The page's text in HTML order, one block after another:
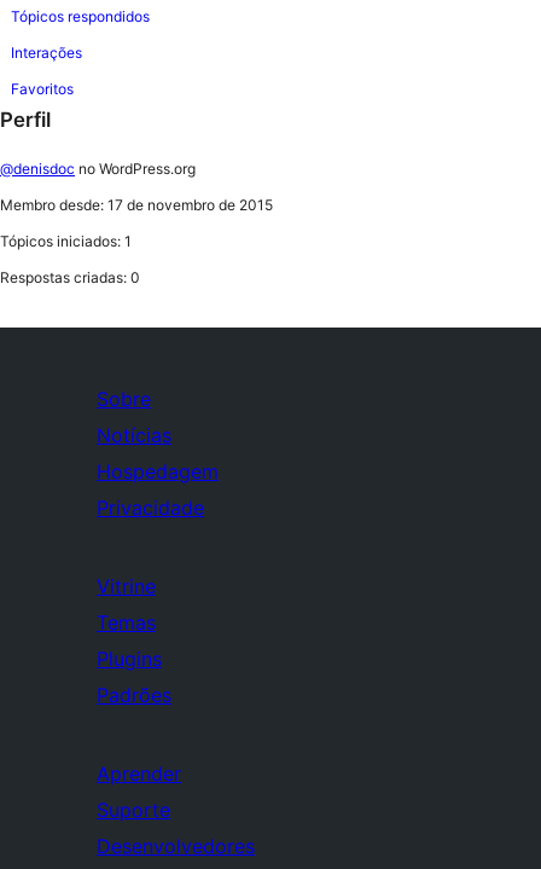
Tópicos respondidos
Interações
Favoritos
Perfil
@denisdoc no WordPress.org
Membro desde: 17 de novembro de 2015
Tópicos iniciados: 1
Respostas criadas: 0
Sobre
Notícias
Hospedagem
Privacidade
Vitrine
Temas
Plugins
Padrões
Aprender
Suporte
Desenvolvedores